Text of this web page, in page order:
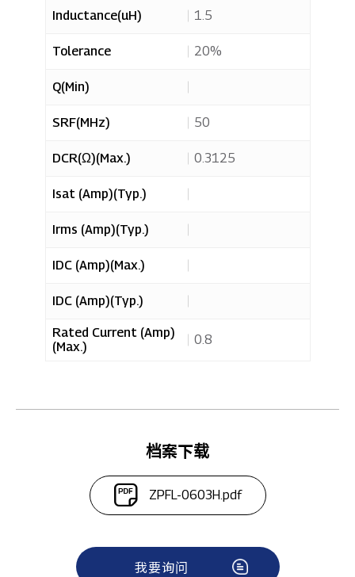
Inductance(uH) 1.5
Tolerance 20%
Q(Min)
SRF(MHz) 50
DCR(Ω)(Max.) 0.3125
Isat (Amp)(Typ.)
Irms (Amp)(Typ.)
IDC (Amp)(Max.)
IDC (Amp)(Typ.)
Rated Current (Amp)
(Max.)
0.8
档案下载
ZPFL-0603H.pdf
我要询问
您选择的产品
ZPFL-0603H
浏览询问表单